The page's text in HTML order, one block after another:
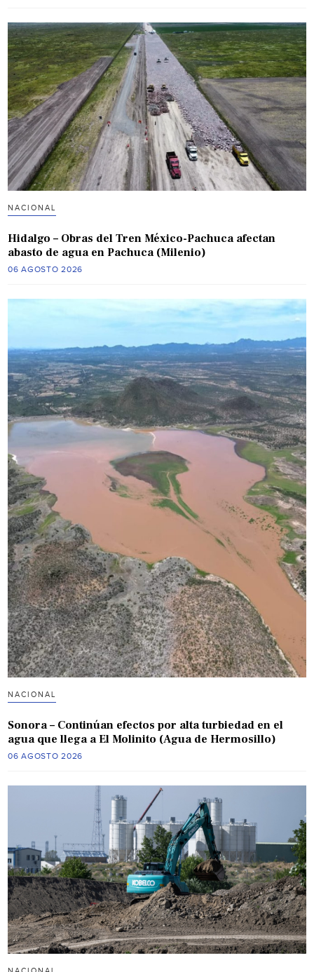
NACIONAL
Hidalgo – Obras del Tren México-Pachuca afectan
abasto de agua en Pachuca (Milenio)
06 AGOSTO 2026
NACIONAL
Sonora – Continúan efectos por alta turbiedad en el
agua que llega a El Molinito (Agua de Hermosillo)
06 AGOSTO 2026